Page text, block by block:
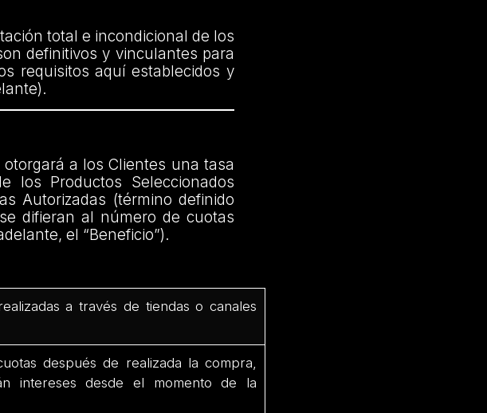
total e incondicional de los
definitivos y vinculantes para
requisitos aquí establecidos y
a los Clientes una tasa
los Productos Seleccionados
Autorizadas (término definido
difieran al número de cuotas
el “Beneficio”).
a través de tiendas o canales
después de realizada la compra,
intereses desde el momento de la